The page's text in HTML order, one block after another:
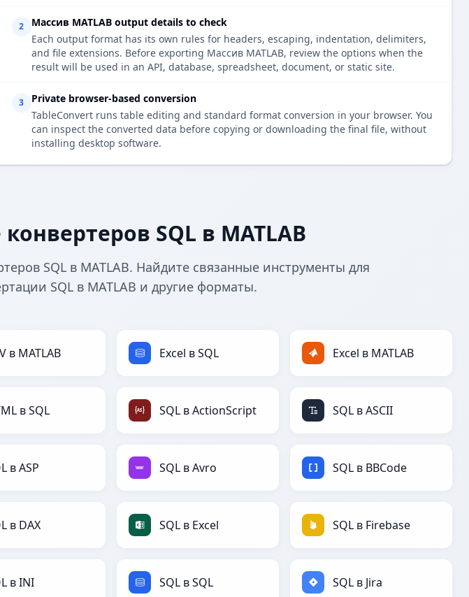
2
Массив MATLAB output details to check
Each output format has its own rules for headers, escaping, indentation, delimiters,
and file extensions. Before exporting Массив MATLAB, review the options when the
result will be used in an API, database, spreadsheet, document, or static site.
3
Private browser-based conversion
TableConvert runs table editing and standard format conversion in your browser. You
can inspect the converted data before copying or downloading the final file, without
installing desktop software.
SQL в MATLAB
SQL в MATLAB. Найдите связанные инструменты для
SQL в MATLAB и другие форматы.
в MATLAB Excel в SQL Excel в MATLAB
в SQL SQL в ActionScript SQL в ASCII
в ASP SQL в Avro SQL в BBCode
в DAX SQL в Excel SQL в Firebase
в INI SQL в SQL SQL в Jira